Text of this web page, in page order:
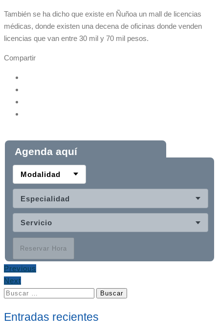
También se ha dicho que existe en Ñuñoa un mall de licencias
médicas, donde existen una decena de oficinas donde venden
licencias que van entre 30 mil y 70 mil pesos.
Compartir
Agenda aquí
Modalidad
Especialidad
Servicio
Reservar Hora
Previous
Next
Buscar:
Entradas recientes